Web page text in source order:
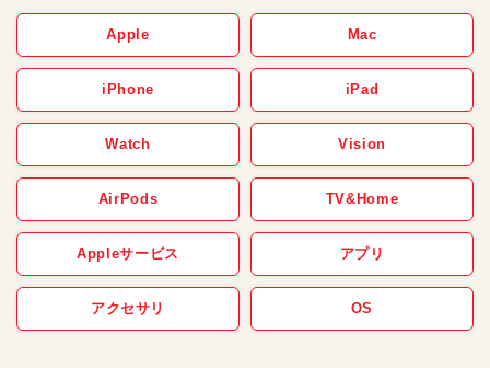
Apple Mac
iPhone iPad
Watch Vision
AirPods TV&Home
Appleサービス アプリ
アクセサリ OS